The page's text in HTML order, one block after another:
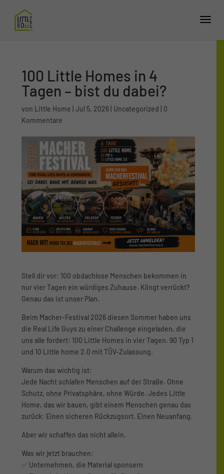
100 Little Homes in 4
Tagen – bist du dabei?
von Little Home |Jul 5, 2026 Uncategorized
0
Kommentare
Stell dir vor: 100 obdachlose Menschen bekommen in
nur vier Tagen ein würdiges Zuhause. Klingt verrückt?
Genau das ist unser Plan.
Beim Macher-Festival 2026 diesen Sommer haben uns
die Real Life Guys zu einer Challenge eingeladen, die
uns alle fordert: 100 Little Homes in vier Tagen. 90 Typ 1
und 10 Little home 2.0 mit TÜV-Zulassung.
Warum das wichtig ist:
Jede Nacht schlafen Menschen auf der Straße. Ohne
Schutz, ohne Privatsphäre, ohne Würde. Jedes Little
Home, das wir bauen, gibt einem Menschen genau das
zurück: Einen sicheren Rückzugsort. Einen Neuanfang.
Aber wir schaffen das nicht allein.
Was wir jetzt brauchen:
✅ Unternehmen, die Material sponsern